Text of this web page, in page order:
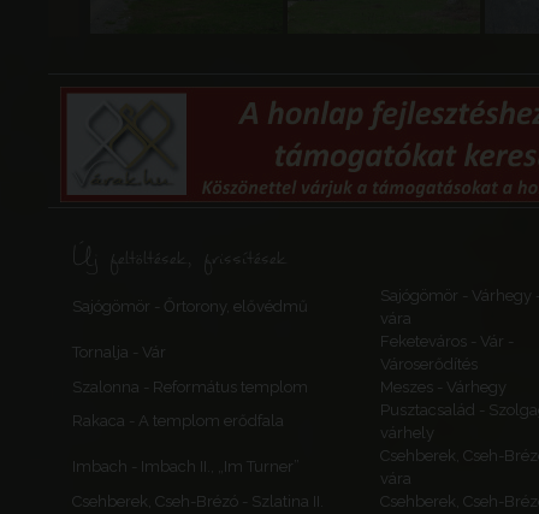
Új feltöltések, frissítések
Sajógömör - Őrtorony, elővédmű
Sajógömör - Várhegy
vára
Tornalja - Vár
Feketeváros - Vár -
Városerődítés
Szalonna - Református templom
Meszes - Várhegy
Rakaca - A templom erődfala
Pusztacsalád -
várhely
Imbach - Imbach II., „Im Turner”
Csehberek, Cseh-
vára
Csehberek, Cseh-Brézó - Szlatina II.
Csehberek, Cseh-